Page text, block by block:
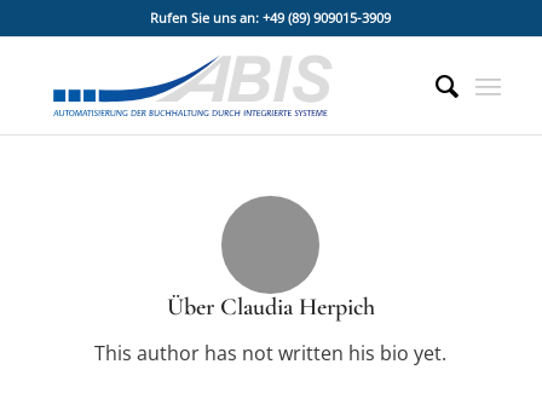
Rufen Sie uns an: +49 (89) 909015-3909
Über Claudia Herpich
This author has not written his bio yet.